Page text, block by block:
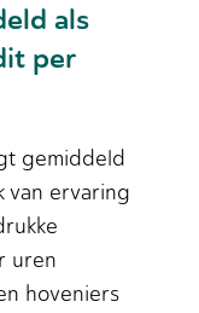
als
per
gemiddeld
van ervaring
uren
hoveniers